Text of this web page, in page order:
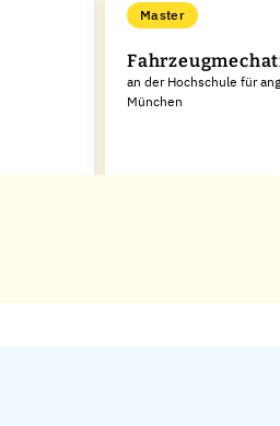
Master
an der Hochschule für
München